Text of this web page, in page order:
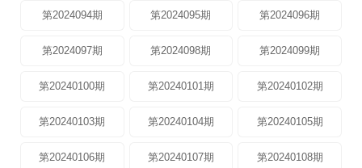
第2024094期 第2024095期 第2024096期
第2024097期 第2024098期 第2024099期
第20240100期 第20240101期 第20240102期
第20240103期 第20240104期 第20240105期
第20240106期 第20240107期 第20240108期